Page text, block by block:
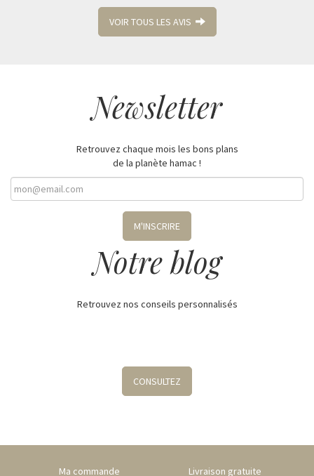
VOIR TOUS LES AVIS
Newsletter
Retrouvez chaque mois les bons plans
de la planète hamac !
M'INSCRIRE
Notre blog
Retrouvez nos conseils personnalisés
CONSULTEZ
Ma commande
Livraison gratuite